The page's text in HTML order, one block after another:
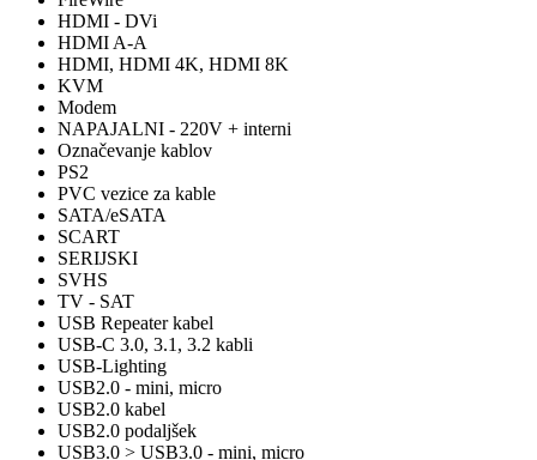
HDMI - DVi
HDMI A-A
HDMI, HDMI 4K, HDMI 8K
KVM
Modem
NAPAJALNI - 220V + interni
Označevanje kablov
PS2
PVC vezice za kable
SATA/eSATA
SCART
SERIJSKI
SVHS
TV - SAT
USB Repeater kabel
USB-C 3.0, 3.1, 3.2 kabli
USB-Lighting
USB2.0 - mini, micro
USB2.0 kabel
USB2.0 podaljšek
USB3.0 > USB3.0 - mini, micro